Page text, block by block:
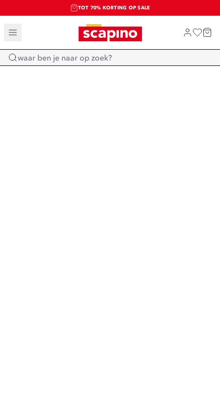
TOT 70% KORTING OP SALE
SALE: LAATSTE KANS!
SHOP NIEUW
Home